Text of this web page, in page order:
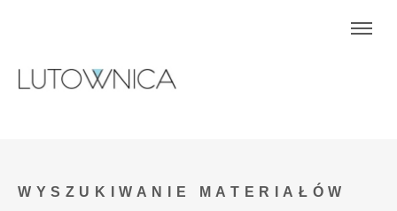
WYSZUKIWANIE MATERIAŁÓW